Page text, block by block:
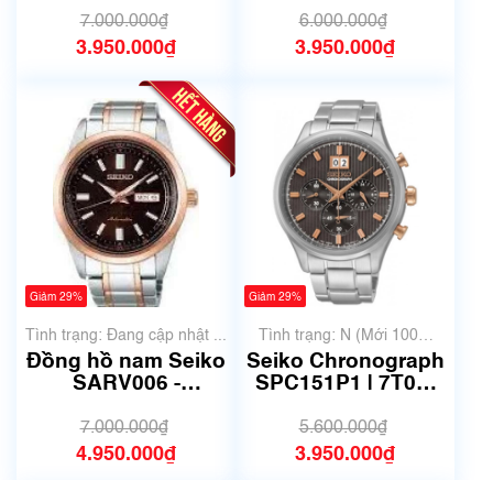
Mã số 6745
7.000.000₫
3.950.000₫
6.000.000₫
3.950.000₫
Giảm 29%
Tình trạng: Đang cập nhật ...
Đồng hồ nam Seiko
SARV006 -
41.5 mm- Mã số
6681
7.000.000₫
4.950.000₫
Giảm 29%
Tình trạng: N (Mới 100%
chưa qua sử dụng)
Seiko Chronograph
SPC151P1 | 7T04-
Mã số 6665
5.600.000₫
3.950.000₫